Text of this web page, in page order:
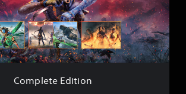
Complete Edition